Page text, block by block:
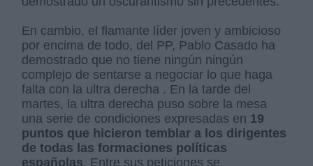
En cambio, el flamante líder joven y ambicioso
por encima de todo, del PP, Pablo Casado ha
demostrado que no tiene ningún ningún
complejo de sentarse a negociar lo que haga
falta con la ultra derecha . En la tarde del
martes, la ultra derecha puso sobre la mesa
una serie de condiciones expresadas en 19
puntos que hicieron temblar a los dirigentes
de todas las formaciones políticas
españolas. Entre sus peticiones se